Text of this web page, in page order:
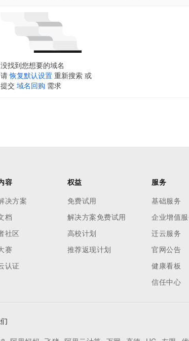
没找到您想要的域名
请 恢复默认设置 重新搜索 或
提交 域名回购 需求